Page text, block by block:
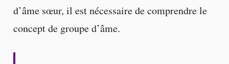
d’âme sœur, il est nécessaire de comprendre le
concept de groupe d’âme.